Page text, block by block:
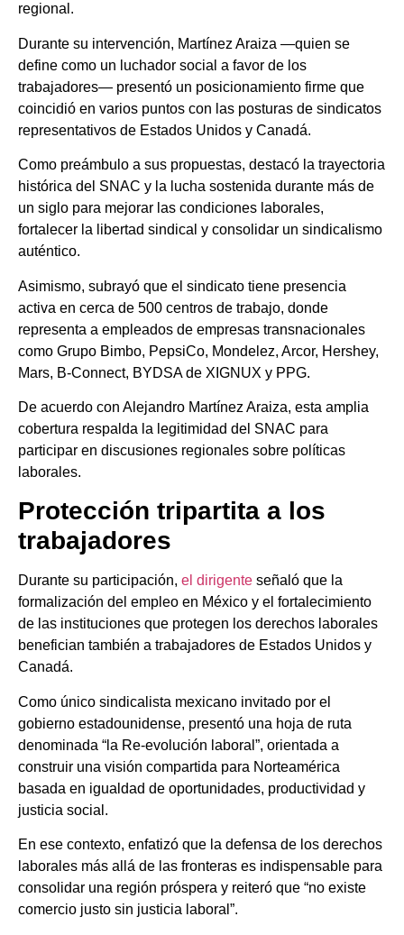
regional.
Durante su intervención, Martínez Araiza —quien se
define como un luchador social a favor de los
trabajadores— presentó un posicionamiento firme que
coincidió en varios puntos con las posturas de sindicatos
representativos de Estados Unidos y Canadá.
Como preámbulo a sus propuestas, destacó la trayectoria
histórica del SNAC y la lucha sostenida durante más de
un siglo para mejorar las condiciones laborales,
fortalecer la libertad sindical y consolidar un sindicalismo
auténtico.
Asimismo, subrayó que el sindicato tiene presencia
activa en cerca de 500 centros de trabajo, donde
representa a empleados de empresas transnacionales
como Grupo Bimbo, PepsiCo, Mondelez, Arcor, Hershey,
Mars, B-Connect, BYDSA de XIGNUX y PPG.
De acuerdo con Alejandro Martínez Araiza, esta amplia
cobertura respalda la legitimidad del SNAC para
participar en discusiones regionales sobre políticas
laborales.
Protección tripartita a los
trabajadores
Durante su participación, el dirigente señaló que la
formalización del empleo en México y el fortalecimiento
de las instituciones que protegen los derechos laborales
benefician también a trabajadores de Estados Unidos y
Canadá.
Como único sindicalista mexicano invitado por el
gobierno estadounidense, presentó una hoja de ruta
denominada “la Re-evolución laboral”, orientada a
construir una visión compartida para Norteamérica
basada en igualdad de oportunidades, productividad y
justicia social.
En ese contexto, enfatizó que la defensa de los derechos
laborales más allá de las fronteras es indispensable para
consolidar una región próspera y reiteró que “no existe
comercio justo sin justicia laboral”.